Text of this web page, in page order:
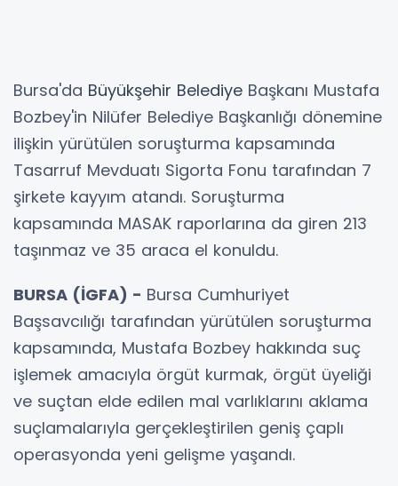
Bursa'da Büyükşehir Belediye Başkanı Mustafa
Bozbey'in Nilüfer Belediye Başkanlığı dönemine
ilişkin yürütülen soruşturma kapsamında
Tasarruf Mevduatı Sigorta Fonu tarafından 7
şirkete kayyım atandı. Soruşturma
kapsamında MASAK raporlarına da giren 213
taşınmaz ve 35 araca el konuldu.
BURSA (İGFA) - Bursa Cumhuriyet
Başsavcılığı tarafından yürütülen soruşturma
kapsamında, Mustafa Bozbey hakkında suç
işlemek amacıyla örgüt kurmak, örgüt üyeliği
ve suçtan elde edilen mal varlıklarını aklama
suçlamalarıyla gerçekleştirilen geniş çaplı
operasyonda yeni gelişme yaşandı.